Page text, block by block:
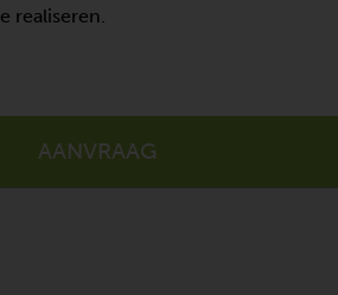
realiseren.
AANVRAAG